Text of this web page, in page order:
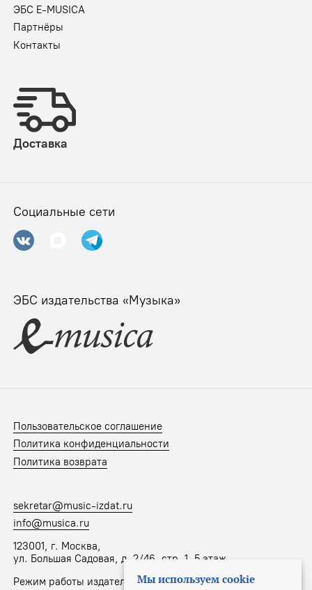
ЭБС E-MUSICA
Партнёры
Контакты
Доставка
Социальные сети
ЭБС издательства «Музыка»
Пользовательское соглашение
Политика конфиденциальности
Политика возврата
sekretar@music-izdat.ru
info@musica.ru
123001, г. Москва,
ул. Большая Садовая, д. 2/46, стр. 1, 5 этаж
Режим работы издательства:Мы используем cookie